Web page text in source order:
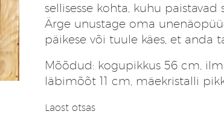
sellisesse kohta, kuhu
Ärge unustage oma
päikese või tuule käes, et anda
Mõõdud: kogupikkus 56 cm,
läbimõõt 11 cm, mäekristalli
Laost otsas